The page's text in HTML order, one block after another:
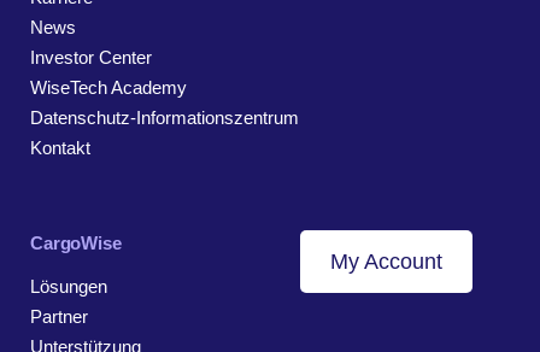
News
Investor Center
WiseTech Academy
Datenschutz-Informationszentrum
Kontakt
CargoWise
Lösungen
Partner
Unterstützung
My Account